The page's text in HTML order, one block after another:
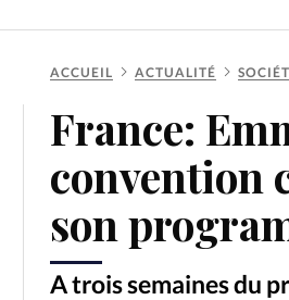
Bible
Eglises
Mission
ACCUEIL ACTUALITÉ
France:
convention
son
A trois semaines du